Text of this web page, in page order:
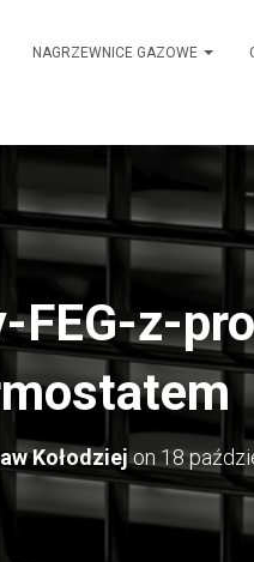
NAGRZEWNICE GAZOWE
z-
Kołodziejon 18